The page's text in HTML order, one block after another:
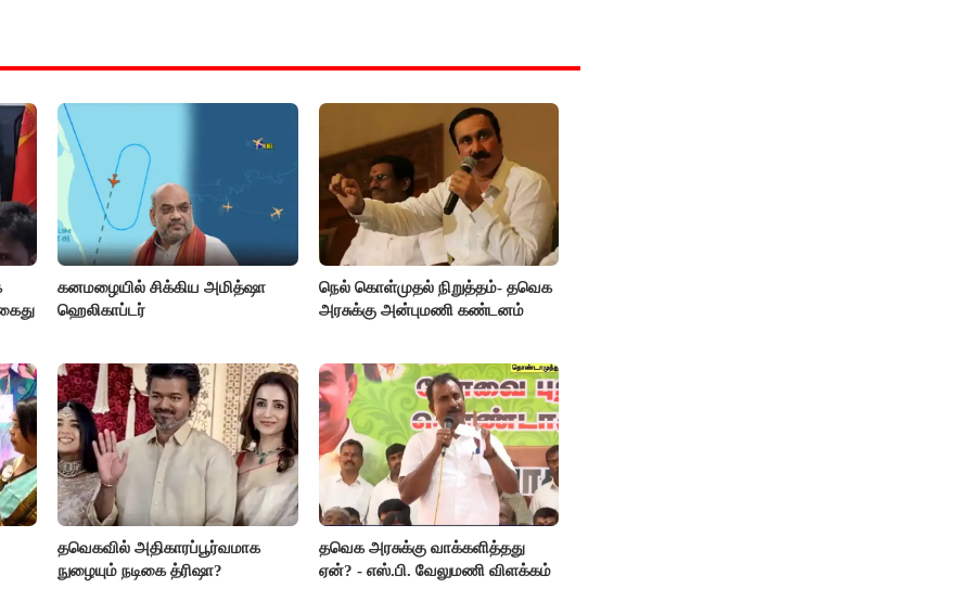
கனமழையில் சிக்கிய அமித்ஷா
ஹெலிகாப்டர்
நெல் கொள்முதல் நிறுத்தம்- தவெக
அரசுக்கு அன்புமணி கண்டனம்
தவெகவில் அதிகாரப்பூர்வமாக
நுழையும் நடிகை த்ரிஷா?
தவெக அரசுக்கு வாக்களித்தது
ஏன்? - எஸ்.பி. வேலுமணி விளக்கம்